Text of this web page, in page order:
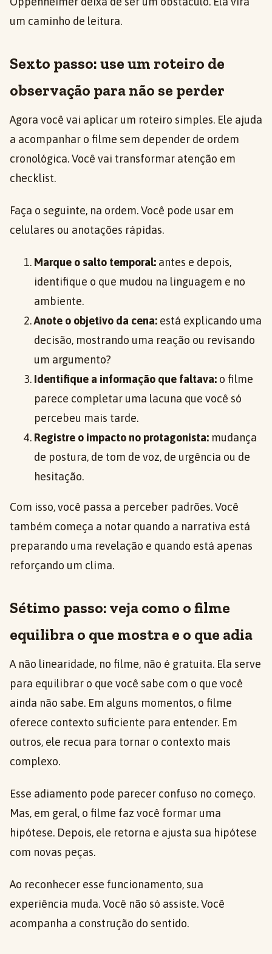
um caminho de leitura.
Sexto passo: use um roteiro de
observação para não se perder
Agora você vai aplicar um roteiro simples. Ele ajuda
a acompanhar o filme sem depender de ordem
cronológica. Você vai transformar atenção em
checklist.
Faça o seguinte, na ordem. Você pode usar em
celulares ou anotações rápidas.
Marque o salto temporal: antes e depois,
identifique o que mudou na linguagem e no
ambiente.
Anote o objetivo da cena: está explicando uma
decisão, mostrando uma reação ou revisando
um argumento?
Identifique a informação que faltava: o filme
parece completar uma lacuna que você só
percebeu mais tarde.
Registre o impacto no protagonista: mudança
de postura, de tom de voz, de urgência ou de
hesitação.
Com isso, você passa a perceber padrões. Você
também começa a notar quando a narrativa está
preparando uma revelação e quando está apenas
reforçando um clima.
Sétimo passo: veja como o filme
equilibra o que mostra e o que adia
A não linearidade, no filme, não é gratuita. Ela serve
para equilibrar o que você sabe com o que você
ainda não sabe. Em alguns momentos, o filme
oferece contexto suficiente para entender. Em
outros, ele recua para tornar o contexto mais
complexo.
Esse adiamento pode parecer confuso no começo.
Mas, em geral, o filme faz você formar uma
hipótese. Depois, ele retorna e ajusta sua hipótese
com novas peças.
Ao reconhecer esse funcionamento, sua
experiência muda. Você não só assiste. Você
acompanha a construção do sentido.